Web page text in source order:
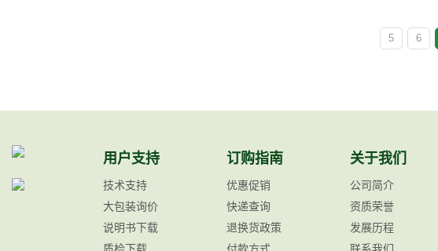
5 6
用户支持
技术支持
大包装询价
说明书下载
质检下载
订购指南
优惠促销
快递查询
退换货政策
付款方式
关于我们
公司简介
资质荣誉
发展历程
联系我们